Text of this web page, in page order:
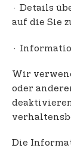
· Details
auf die Sie
·
Wir
oder
Die